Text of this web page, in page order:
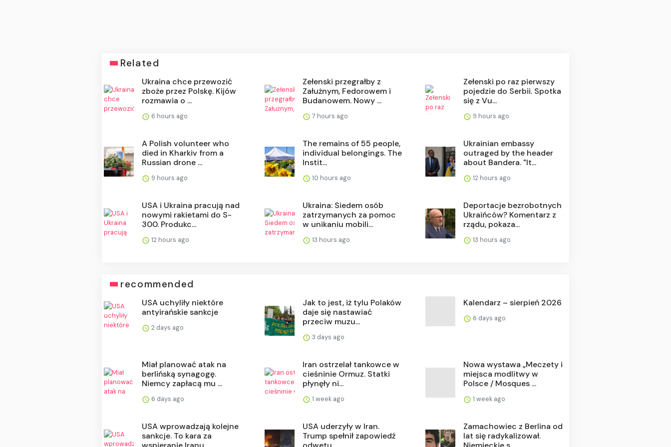
Related
Ukraina chce przewozić
zboże przez Polskę. Kijów
rozmawia o ...
6 hours ago
Zełenski przegrałby z
Załużnym, Fedorowem i
Budanowem. Nowy ...
7 hours ago
Zełenski po raz pierwszy
pojedzie do Serbii. Spotka
się z Vu...
9 hours ago
A Polish volunteer who
died in Kharkiv from a
Russian drone ...
9 hours ago
The remains of 55 people,
individual belongings. The
Instit...
10 hours ago
Ukrainian embassy
outraged by the header
about Bandera. "It...
12 hours ago
USA i Ukraina pracują nad
nowymi rakietami do S-
300. Produkc...
12 hours ago
Ukraina: Siedem osób
zatrzymanych za pomoc
w unikaniu mobili...
13 hours ago
Deportacje bezrobotnych
Ukraińców? Komentarz z
rządu, pokaza...
13 hours ago
recommended
USA uchyliły niektóre
antyirańskie sankcje
2 days ago
Jak to jest, iż tylu Polaków
daje się nastawiać
przeciw muzu...
3 days ago
Kalendarz – sierpień 2026
6 days ago
Miał planować atak na
berlińską synagogę.
Niemcy zapłacą mu ...
6 days ago
Iran ostrzelał tankowce w
cieśninie Ormuz. Statki
płynęły ni...
1 week ago
Nowa wystawa „Meczety i
miejsca modlitwy w
Polsce / Mosques ...
1 week ago
USA wprowadzają kolejne
sankcje. To kara za
USA uderzyły w Iran.
Trump spełnił zapowiedź
Zamachowiec z Berlina od
lat się radykalizował.